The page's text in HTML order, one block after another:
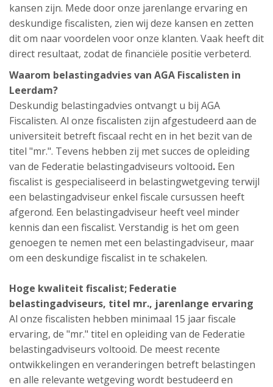
kansen zijn. Mede door onze jarenlange ervaring en
deskundige fiscalisten, zien wij deze kansen en zetten
dit om naar voordelen voor onze klanten. Vaak heeft dit
direct resultaat, zodat de financiële positie verbeterd.
Waarom belastingadvies van AGA Fiscalisten in
Leerdam?
Deskundig belastingadvies ontvangt u bij AGA
Fiscalisten. Al onze fiscalisten zijn afgestudeerd aan de
universiteit betreft fiscaal recht en in het bezit van de
titel "mr.". Tevens hebben zij met succes de opleiding
van de Federatie belastingadviseurs voltooid. Een
fiscalist is gespecialiseerd in belastingwetgeving terwijl
een belastingadviseur enkel fiscale cursussen heeft
afgerond. Een belastingadviseur heeft veel minder
kennis dan een fiscalist. Verstandig is het om geen
genoegen te nemen met een belastingadviseur, maar
om een deskundige fiscalist in te schakelen.
Hoge kwaliteit fiscalist; Federatie
belastingadviseurs, titel mr., jarenlange ervaring
Al onze fiscalisten hebben minimaal 15 jaar fiscale
ervaring, de "mr." titel en opleiding van de Federatie
belastingadviseurs voltooid. De meest recente
ontwikkelingen en veranderingen betreft belastingen
en alle relevante wetgeving wordt bestudeerd en